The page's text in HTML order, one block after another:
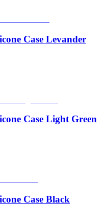
Case Levander
Case Light Green
Case Black